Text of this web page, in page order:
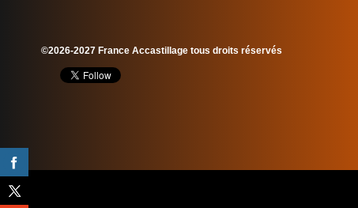
©2026-2027 France Accastillage tous droits réservés